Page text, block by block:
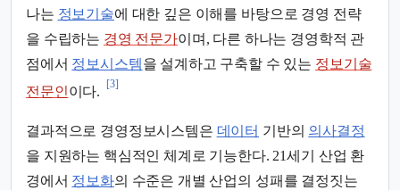
나는 정보기술에 대한 깊은 이해를 바탕으로 경영 전략
을 수립하는 경영 전문가이며, 다른 하나는 경영학적 관
점에서 정보시스템을 설계하고 구축할 수 있는 정보기술
전문인이다.
[3]
결과적으로 경영정보시스템은 데이터 기반의 의사결정
을 지원하는 핵심적인 체계로 기능한다. 21세기 산업 환
경에서 정보화의 수준은 개별 산업의 성패를 결정짓는